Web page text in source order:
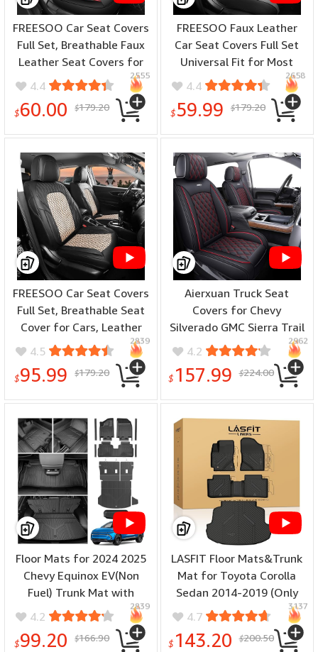
FREESOO Car Seat Covers
Full Set, Breathable Faux
Leather Seat Covers for
Cars, Automotive
Universal Seat Cover
Protector Fit for Most
4.4
$60.00 $179.20
2555
FREESOO Faux Leather
Car Seat Covers Full Set
Universal Fit for Most
Cars Sedans Trucks SUVs
with Waterproof
Leatherette in
4.4
$59.99 $179.20
2658
FREESOO Car Seat Covers
Full Set, Breathable Seat
Cover for Cars, Leather
Seat Covers Waterproof
Protector Universal Fit for
Most Sedan SUV Pick-up
4.5
$95.99 $179.20
2839
Aierxuan Truck Seat
Covers for Chevy
Silverado GMC Sierra Trail
Boss Z71 Pickup 2007-
2025 1500 2500HD
3500HD Crew Double
Red)
4.2
$ 157.99 $224.00
2962
Floor Mats for 2024 2025
Chevy Equinox EV(Non
Fuel) Trunk Mat with
Backrest Mat and Storage
Mats, Door Sill Protectors,
All Weather Cargo Liner
4.2
$99.20 $166.90
2839
LASFIT Floor Mats&Trunk
Mat for Toyota Corolla
Sedan 2014-2019 (Only
for Automatic) All
Weather TPE Mats
Custom Fit Floor Liner for
4.7
$ 143.20 $200.50
3137